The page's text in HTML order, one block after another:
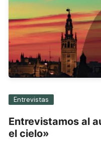
Entrevistas
Entrevistamos al
el cielo»